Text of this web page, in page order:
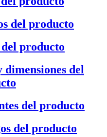
del producto
producto
dimensiones del
del producto
del producto